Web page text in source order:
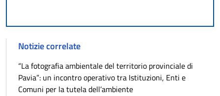
Notizie correlate
“La fotografia ambientale del territorio provinciale di
Pavia”: un incontro operativo tra Istituzioni, Enti e
Comuni per la tutela dell’ambiente